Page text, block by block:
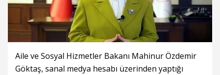
Aile ve Sosyal Hizmetler Bakanı Mahinur Özdemir
Göktaş, sanal medya hesabı üzerinden yaptığı